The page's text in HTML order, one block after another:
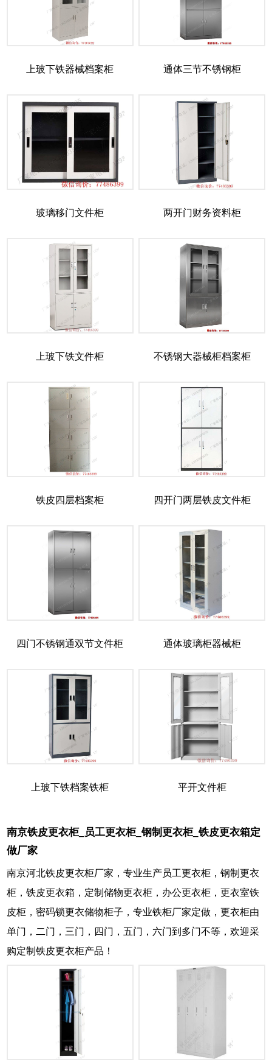
上玻下铁器械档案柜 通体三节不锈钢柜
玻璃移门文件柜 两开门财务资料柜
上玻下铁文件柜 不锈钢大器械柜档案柜
铁皮四层档案柜 四开门两层铁皮文件柜
四门不锈钢通双节文件柜 通体玻璃柜器械柜
上玻下铁档案铁柜 平开文件柜
南京铁皮更衣柜_员工更衣柜_钢制更衣柜_铁皮更衣箱定
做厂家
南京河北铁皮更衣柜厂家，专业生产员工更衣柜，钢制更衣
柜，铁皮更衣箱，定制储物更衣柜，办公更衣柜，更衣室铁
皮柜，密码锁更衣储物柜子，专业铁柜厂家定做，更衣柜由
单门，二门，三门，四门，五门，六门到多门不等，欢迎采
购定制铁皮更衣柜产品！